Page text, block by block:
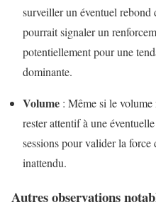
surveiller un éventuel rebond
pourrait signaler un
potentiellement pour une
dominante.
Volume : Même si le volume
rester attentif à une
sessions pour valider la force
inattendu.
Autres observations